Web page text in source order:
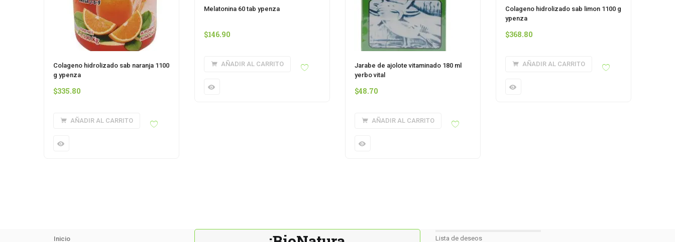
Colageno hidrolizado sab naranja 1100
g ypenza
$335.80
AÑADIR AL CARRITO
Melatonina 60 tab ypenza
$146.90
AÑADIR AL CARRITO
Jarabe de ajolote vitaminado 180 ml
yerbo vital
$48.70
AÑADIR AL CARRITO
Colageno hidrolizado sab limon 1100 g
ypenza
$368.80
AÑADIR AL CARRITO
Inicio Lista de deseos